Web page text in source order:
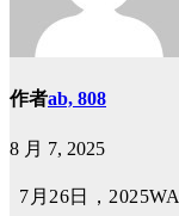
作者ab, 808
8 月 7, 2025
7月 26日，